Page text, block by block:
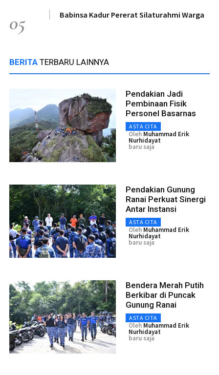
05 Babinsa Kadur Pererat Silaturahmi Warga
BERITA TERBARU LAINNYA
Pendakian Jadi
Pembinaan Fisik
Personel Basarnas
ASTA CITA
Oleh Muhammad Erik
Nurhidayat
baru saja
Pendakian Gunung
Ranai Perkuat Sinergi
Antar Instansi
ASTA CITA
Oleh Muhammad Erik
Nurhidayat
baru saja
Bendera Merah Putih
Berkibar di Puncak
Gunung Ranai
ASTA CITA
Oleh Muhammad Erik
Nurhidayat
baru saja